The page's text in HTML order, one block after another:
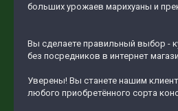
больших урожаев марихуаны и
Вы сделаете правильный выбор -
без посредников в интернет
Уверены! Вы станете нашим
любого приобретённого сорта